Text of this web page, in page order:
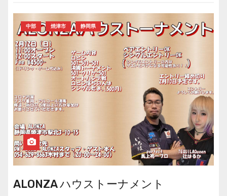
中部 焼津市 静岡県
ALONZA ハウストーナメント